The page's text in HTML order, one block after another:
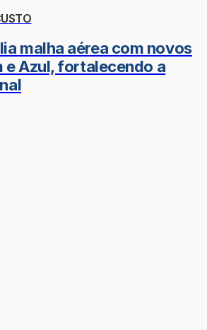
malha aérea com novos
e Azul, fortalecendo a